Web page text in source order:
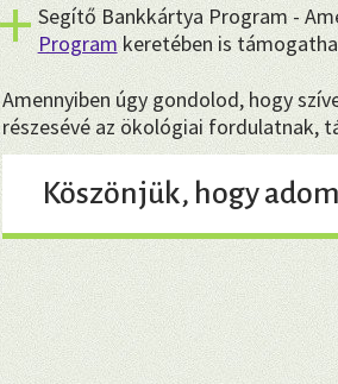
Segítő Bankkártya Program -
Programkeretében is
Amennyiben úgy gondolod, hogy
részesévé az ökológiai fordulatnak,
Köszönjük, hogy